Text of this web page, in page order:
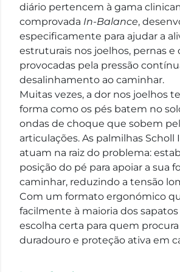
diário pertencem à gama
comprovada In-Balance,
especificamente para ajudar a
estruturais nos joelhos, pernas e
provocadas pela pressão
desalinhamento ao caminhar.
Muitas vezes, a dor nos joelhos
forma como os pés batem no
ondas de choque que sobem
articulações. As palmilhas
atuam na raiz do problema:
posição do pé para apoiar a sua
caminhar, reduzindo a tensão
Com um formato ergonómico
facilmente à maioria dos sapatos
escolha certa para quem
duradouro e proteção ativa em